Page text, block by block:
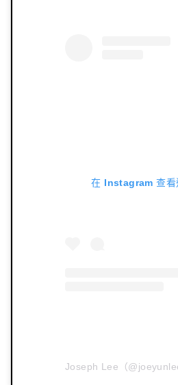
在 Instagram 查看
Joseph Lee（